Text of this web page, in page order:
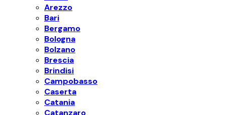
Arezzo
Bari
Bergamo
Bologna
Bolzano
Brescia
Brindisi
Campobasso
Caserta
Catania
Catanzaro